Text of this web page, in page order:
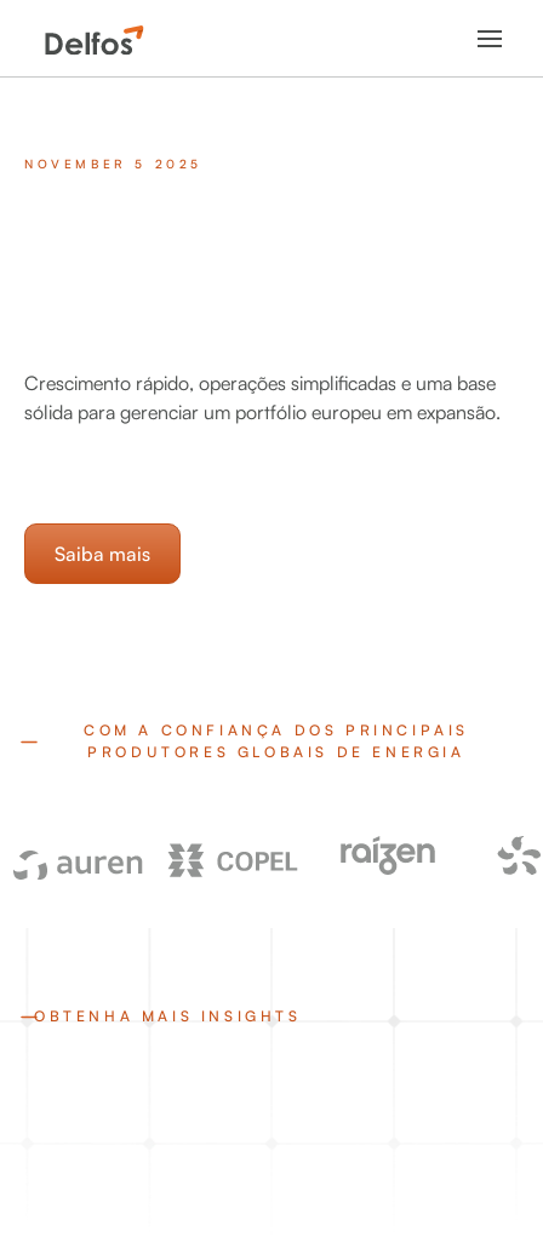
NOVEMBER 5 2025
Crescimento rápido, operações simplificadas e uma base
sólida para gerenciar um portfólio europeu em expansão.
Saiba mais
COM A CONFIANÇA DOS PRINCIPAIS
PRODUTORES GLOBAIS DE ENERGIA
OBTENHA MAIS INSIGHTS